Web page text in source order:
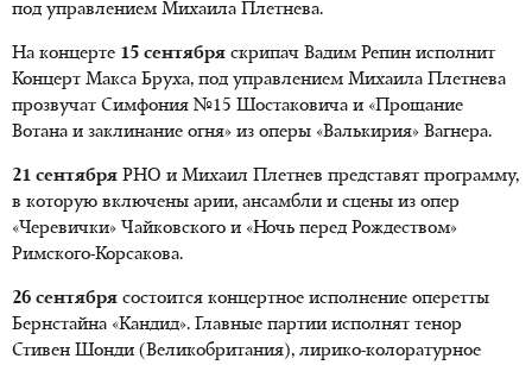
под управлением Михаила Плетнева.
На концерте 15 сентября скрипач Вадим Репин исполнит
Концерт Макса Бруха, под управлением Михаила Плетнева
прозвучат Симфония №15 Шостаковича и «Прощание
Вотана и заклинание огня» из оперы «Валькирия» Вагнера.
21 сентября РНО и Михаил Плетнев представят программу,
в которую включены арии, ансамбли и сцены из опер
«Черевички» Чайковского и «Ночь перед Рождеством»
Римского-Корсакова.
26 сентября состоится концертное исполнение оперетты
Бернстайна «Кандид». Главные партии исполнят тенор
Стивен Шонди (Великобритания), лирико-колоратурное